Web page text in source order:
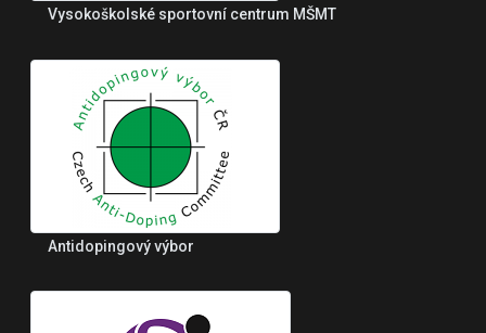
Vysokoškolské sportovní centrum MŠMT
Antidopingový výbor